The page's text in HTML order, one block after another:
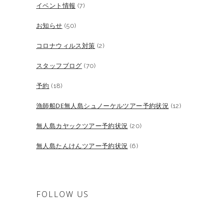
イベント情報 (7)
お知らせ (50)
コロナウィルス対策 (2)
スタッフブログ (70)
予約 (18)
漁師船DE無人島シュノーケルツアー予約状況 (12)
無人島カヤックツアー予約状況 (20)
無人島たんけんツアー予約状況 (6)
FOLLOW US